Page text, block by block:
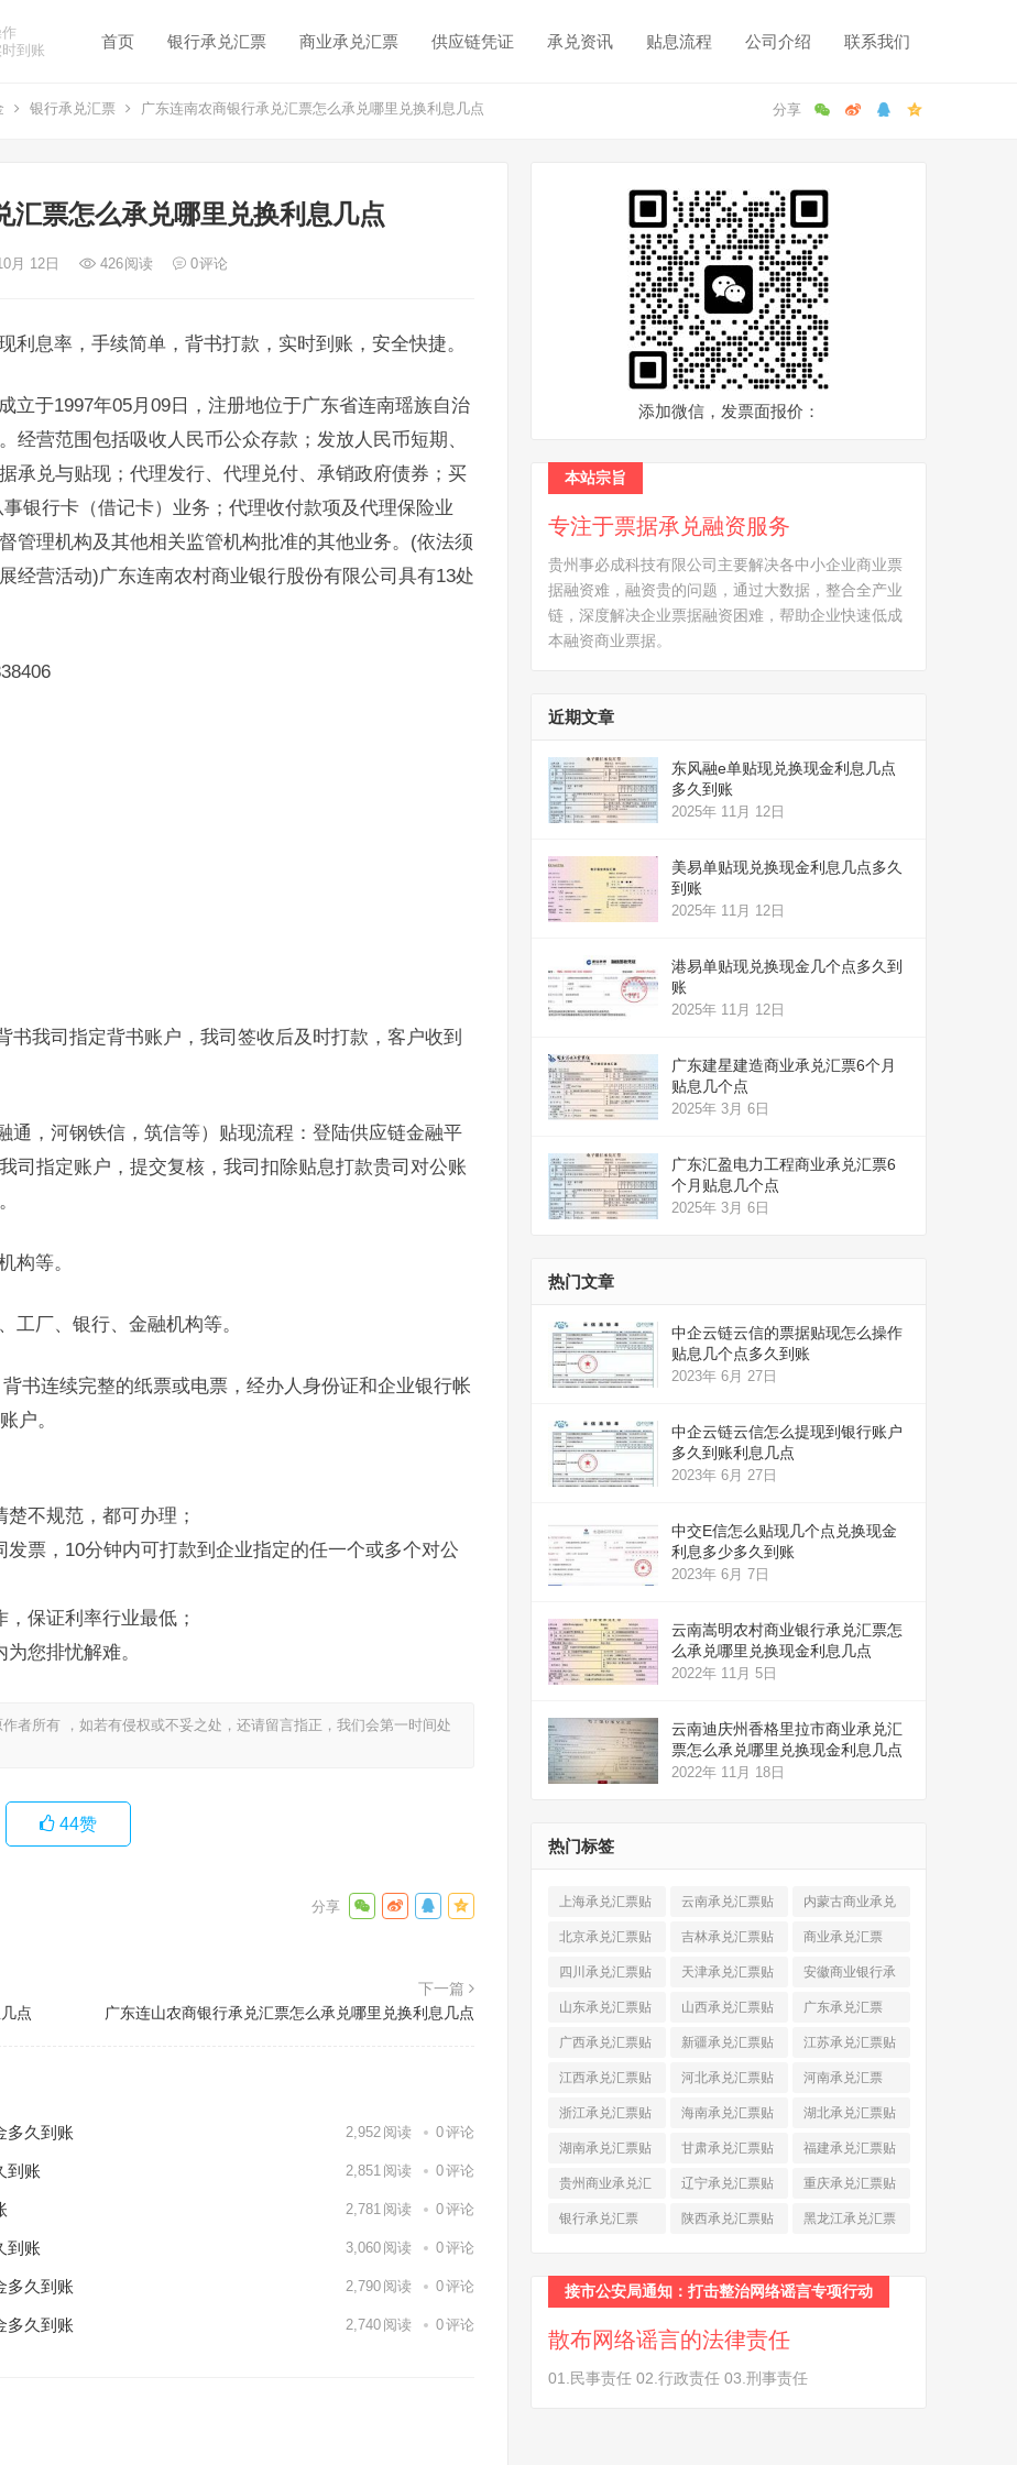
到账
首页 银行承兑汇票 商业承兑汇票 供应链凭证 承兑资讯 贴息流程 公司介绍 联系我们
银行承兑汇票 广东连南农商银行承兑汇票怎么承兑哪里兑换利息几点
汇票怎么承兑哪里兑换利息几点
月 12日 426阅读 0评论
利息率，手续简单，背书打款，实时到账，安全快捷。
立于1997年05月09日，注册地位于广东省连南瑶族自治
经营范围包括吸收人民币公众存款；发放人民币短期、
承兑与贴现；代理发行、代理兑付、承销政府债券；买
银行卡（借记卡）业务；代理收付款项及代理保险业
管理机构及其他相关监管机构批准的其他业务。(依法须
经营活动)广东连南农村商业银行股份有限公司具有13处
书我司指定背书账户，我司签收后及时打款，客户收到
通，河钢铁信，筑信等）贴现流程：登陆供应链金融平
司指定账户，提交复核，我司扣除贴息打款贵司对公账
构等。
工厂、银行、金融机构等。
书连续完整的纸票或电票，经办人身份证和企业银行帐
户。
不规范，都可办理；
票，10分钟内可打款到企业指定的任一个或多个对公
保证利率行业最低；
您排忧解难。
者所有 ，如若有侵权或不妥之处，还请留言指正，我们会第一时间处
44赞
点
下一篇
广东连山农商银行承兑汇票怎么承兑哪里兑换利息几点
多久到账 2,952 阅读 0评论
到账 2,851 阅读 0评论
2,781 阅读 0评论
到账 3,060 阅读 0评论
多久到账 2,790 阅读 0评论
多久到账 2,740 阅读 0评论
添加微信，发票面报价：
本站宗旨
专注于票据承兑融资服务
贵州事必成科技有限公司主要解决各中小企业商业票
据融资难，融资贵的问题，通过大数据，整合全产业
链，深度解决企业票据融资困难，帮助企业快速低成
本融资商业票据。
近期文章
东风融e单贴现兑换现金利息几点
多久到账
2025年 11月 12日
美易单贴现兑换现金利息几点多久
到账
2025年 11月 12日
港易单贴现兑换现金几个点多久到
账
2025年 11月 12日
广东建星建造商业承兑汇票6个月
贴息几个点
2025年 3月 6日
广东汇盈电力工程商业承兑汇票6
个月贴息几个点
2025年 3月 6日
热门文章
中企云链云信的票据贴现怎么操作
贴息几个点多久到账
2023年 6月 27日
中企云链云信怎么提现到银行账户
多久到账利息几点
2023年 6月 27日
中交E信怎么贴现几个点兑换现金
利息多少多久到账
2023年 6月 7日
云南嵩明农村商业银行承兑汇票怎
么承兑哪里兑换现金利息几点
2022年 11月 5日
云南迪庆州香格里拉市商业承兑汇
票怎么承兑哪里兑换现金利息几点
2022年 11月 18日
热门标签
上海承兑汇票贴
现(520)
云南承兑汇票贴
现(324)
内蒙古商业承兑
汇票(316)
北京承兑汇票贴
现 (912)
吉林承兑汇票贴
现(123)
商业承兑汇票
(225)
四川承兑汇票贴
现(790)
天津承兑汇票贴
现(242)
安徽商业银行承
兑汇票 (565)
山东承兑汇票贴
现(874)
山西承兑汇票贴
现(463)
广东承兑汇票
(979)
广西承兑汇票贴
现(278)
新疆承兑汇票贴
现(264)
江苏承兑汇票贴
现(774)
江西承兑汇票贴
现(366)
河北承兑汇票贴
现(374)
河南承兑汇票
(518)
浙江承兑汇票贴
现(691)
海南承兑汇票贴
现(145)
湖北承兑汇票贴
现(587)
湖南承兑汇票贴
现(453)
甘肃承兑汇票贴
现(194)
福建承兑汇票贴
现(945)
贵州商业承兑汇
票(284)
辽宁承兑汇票贴
现(344)
重庆承兑汇票贴
现(232)
银行承兑汇票
陕西承兑汇票贴
黑龙江承兑汇票
接市公安局通知：打击整治网络谣言专项行动
散布网络谣言的法律责任
01.民事责任 02.行政责任 03.刑事责任